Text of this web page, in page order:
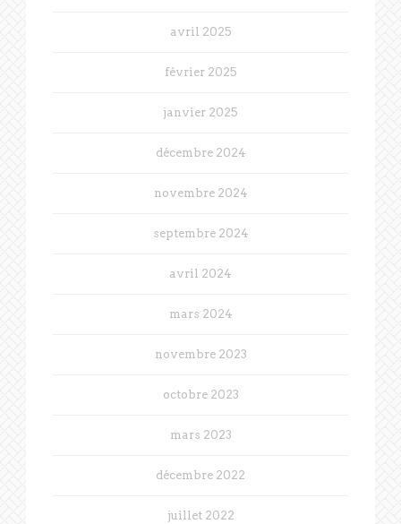
avril 2025
février 2025
janvier 2025
décembre 2024
novembre 2024
septembre 2024
avril 2024
mars 2024
novembre 2023
octobre 2023
mars 2023
décembre 2022
juillet 2022